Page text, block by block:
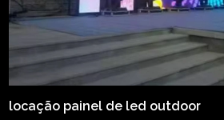
locação painel de led outdoor